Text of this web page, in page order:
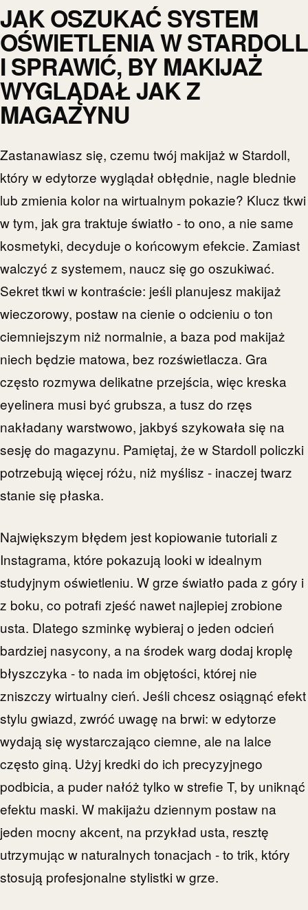
JAK OSZUKAĆ SYSTEM
OŚWIETLENIA W STARDOLL
I SPRAWIĆ, BY MAKIJAŻ
WYGLĄDAŁ JAK Z
MAGAZYNU
Zastanawiasz się, czemu twój makijaż w Stardoll,
który w edytorze wyglądał obłędnie, nagle blednie
lub zmienia kolor na wirtualnym pokazie? Klucz tkwi
w tym, jak gra traktuje światło - to ono, a nie same
kosmetyki, decyduje o końcowym efekcie. Zamiast
walczyć z systemem, naucz się go oszukiwać.
Sekret tkwi w kontraście: jeśli planujesz makijaż
wieczorowy, postaw na cienie o odcieniu o ton
ciemniejszym niż normalnie, a baza pod makijaż
niech będzie matowa, bez rozświetlacza. Gra
często rozmywa delikatne przejścia, więc kreska
eyelinera musi być grubsza, a tusz do rzęs
nakładany warstwowo, jakbyś szykowała się na
sesję do magazynu. Pamiętaj, że w Stardoll policzki
potrzebują więcej różu, niż myślisz - inaczej twarz
stanie się płaska.
Największym błędem jest kopiowanie tutoriali z
Instagrama, które pokazują looki w idealnym
studyjnym oświetleniu. W grze światło pada z góry i
z boku, co potrafi zjeść nawet najlepiej zrobione
usta. Dlatego szminkę wybieraj o jeden odcień
bardziej nasycony, a na środek warg dodaj kroplę
błyszczyka - to nada im objętości, której nie
zniszczy wirtualny cień. Jeśli chcesz osiągnąć efekt
stylu gwiazd, zwróć uwagę na brwi: w edytorze
wydają się wystarczająco ciemne, ale na lalce
często giną. Użyj kredki do ich precyzyjnego
podbicia, a puder nałóż tylko w strefie T, by uniknąć
efektu maski. W makijażu dziennym postaw na
jeden mocny akcent, na przykład usta, resztę
utrzymując w naturalnych tonacjach - to trik, który
stosują profesjonalne stylistki w grze.